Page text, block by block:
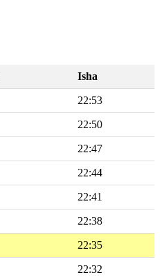
Isha
22:53
22:50
22:47
22:44
22:41
22:38
22:35
22:32